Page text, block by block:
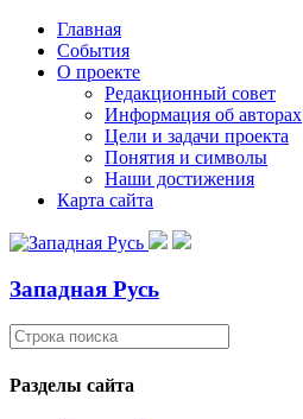
Главная
События
О проекте
Редакционный совет
Информация об авторах
Цели и задачи проекта
Понятия и символы
Наши достижения
Карта сайта
Западная Русь
Разделы сайта